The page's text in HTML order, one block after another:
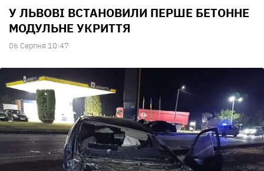
У ЛЬВОВІ ВСТАНОВИЛИ ПЕРШЕ БЕТОННЕ
МОДУЛЬНЕ УКРИТТЯ
06 Серпня 10:47